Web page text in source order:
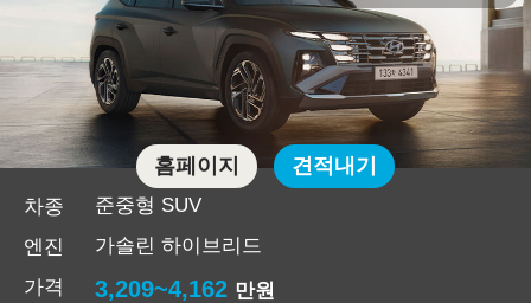
차종
준중형 SUV
엔진
가솔린 하이브리드
가격
3,209~4,162 만원
홈페이지 견적내기